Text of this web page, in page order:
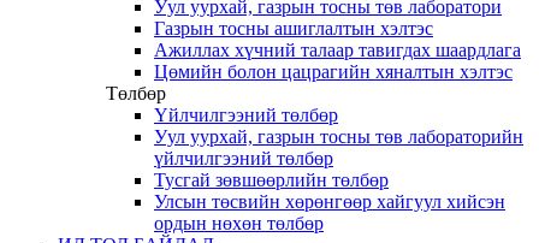
Уул уурхай, газрын тосны төв лаборатори
Газрын тосны ашиглалтын хэлтэс
Ажиллах хүчний талаар тавигдах шаардлага
Цөмийн болон цацрагийн хяналтын хэлтэс
Төлбөр
Үйлчилгээний төлбөр
Уул уурхай, газрын тосны төв лабораторийн
үйлчилгээний төлбөр
Тусгай зөвшөөрлийн төлбөр
Улсын төсвийн хөрөнгөөр хайгуул хийсэн
ордын нөхөн төлбөр